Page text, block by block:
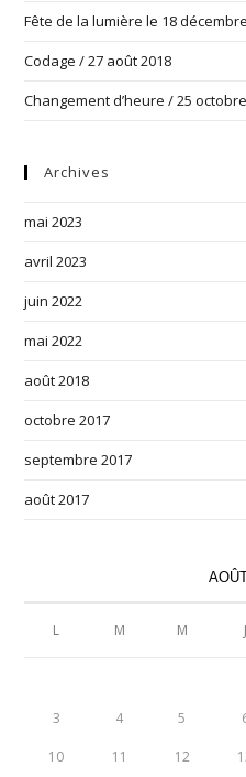
Fête de la lumière le 18
Codage / 27 août 2018
Changement d’heure / 25
Archives
mai 2023
avril 2023
juin 2022
mai 2022
août 2018
octobre 2017
septembre 2017
août 2017
L M M J
3 4 5
10 11 12